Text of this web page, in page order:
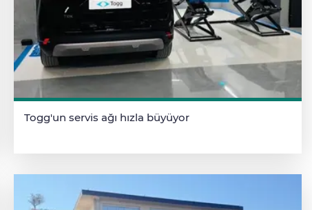
Togg'un servis ağı hızla büyüyor